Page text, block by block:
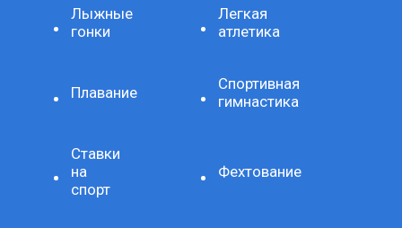
Лыжные
гонки
Легкая
атлетика
Плавание
Спортивная
гимнастика
Ставки
на
спорт
Фехтование